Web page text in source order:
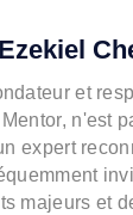
et
n'est
expert
majeurs et